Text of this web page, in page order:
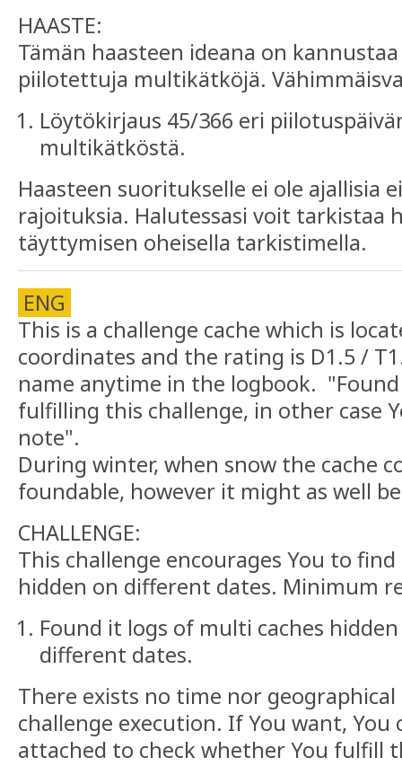
HAASTE:
Tämän haasteen ideana on
piilotettuja multikätköjä.
Löytökirjaus 45/366 eri
multikätköstä.
Haasteen suoritukselle ei ole ajallisia
rajoituksia. Halutessasi voit tarkistaa
täyttymisen oheisella tarkistimella.
ENG
This is a challenge cache which is
coordinates and the rating is D1.5 /
name anytime in the logbook.
fulfilling this challenge, in other case
note".
During winter, when snow the cache
foundable, however it might as well
CHALLENGE:
This challenge encourages You to
hidden on different dates. Minimum
Found it logs of multi caches
different dates.
There exists no time nor
challenge execution. If You want, You
attached to check whether You fulfill